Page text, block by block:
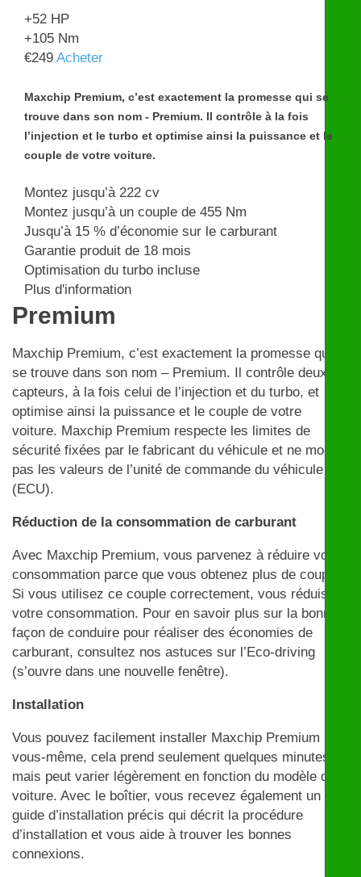
+52 HP
+105 Nm
€249 Acheter
Maxchip Premium, c’est exactement la promesse qui se
trouve dans son nom - Premium. Il contrôle à la fois
l’injection et le turbo et optimise ainsi la puissance et le
couple de votre voiture.
Montez jusqu’à 222 cv
Montez jusqu’à un couple de 455 Nm
Jusqu’à 15 % d’économie sur le carburant
Garantie produit de 18 mois
Optimisation du turbo incluse
Plus d'information
Premium
Maxchip Premium, c’est exactement la promesse qui
se trouve dans son nom – Premium. Il contrôle deux
capteurs, à la fois celui de l’injection et du turbo, et
optimise ainsi la puissance et le couple de votre
voiture. Maxchip Premium respecte les limites de
sécurité fixées par le fabricant du véhicule et ne modifie
pas les valeurs de l’unité de commande du véhicule
(ECU).
Réduction de la consommation de carburant
Avec Maxchip Premium, vous parvenez à réduire votre
consommation parce que vous obtenez plus de couple.
Si vous utilisez ce couple correctement, vous réduisez
votre consommation. Pour en savoir plus sur la bonne
façon de conduire pour réaliser des économies de
carburant, consultez nos astuces sur l’Eco-driving
(s’ouvre dans une nouvelle fenêtre).
Installation
Vous pouvez facilement installer Maxchip Premium par
vous-même, cela prend seulement quelques minutes
mais peut varier légèrement en fonction du modèle de
voiture. Avec le boîtier, vous recevez également un
guide d’installation précis qui décrit la procédure
d’installation et vous aide à trouver les bonnes
connexions.